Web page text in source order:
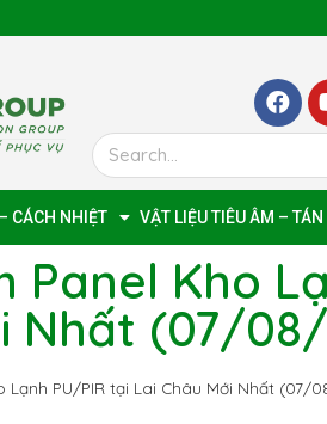
CÁCH NHIỆT VẬT LIỆU TIÊU ÂM – TÁN
Panel Kho
Nhất (07/
Lạnh PU/PIR tại Lai Châu Mới Nhất (07/